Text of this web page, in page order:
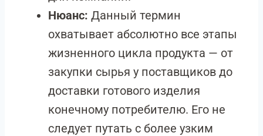
Нюанс: Данный термин
охватывает абсолютно все этапы
жизненного цикла продукта — от
закупки сырья у поставщиков до
доставки готового изделия
конечному потребителю. Его не
следует путать с более узким